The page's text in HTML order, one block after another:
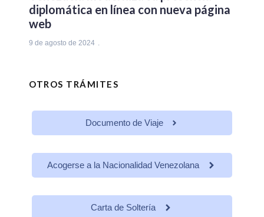
diplomática en línea con nueva página
web
9 de agosto de 2024
OTROS TRÁMITES
Documento de Viaje
Acogerse a la Nacionalidad Venezolana
Carta de Soltería